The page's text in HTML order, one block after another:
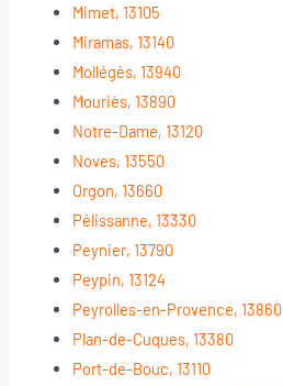
Mimet, 13105
Miramas, 13140
Mollégès, 13940
Mouriès, 13890
Notre-Dame, 13120
Noves, 13550
Orgon, 13660
Pélissanne, 13330
Peynier, 13790
Peypin, 13124
Peyrolles-en-Provence, 13860
Plan-de-Cuques, 13380
Port-de-Bouc, 13110